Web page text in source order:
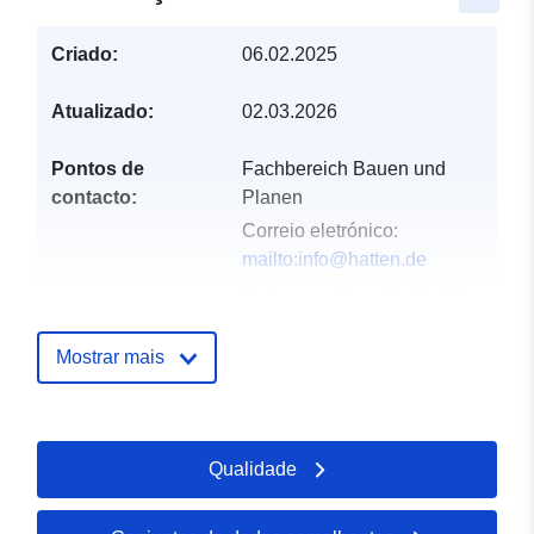
Criado: 06.02.2025
Atualizado: 02.03.2026
Pontos de
contacto:
Fachbereich Bauen und
Planen
Correio eletrónico:
mailto:info@hatten.de
catálogo:
21 February 2026
Atualizado em data.europa.eu:
01 August 2026
Mostrar mais
Qualidade